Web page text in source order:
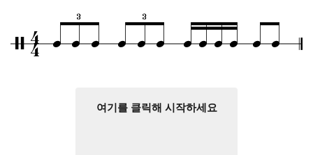
/4
4 qqq
3
qqq
3
qqqq qq
여기를 클릭해 시작하세요